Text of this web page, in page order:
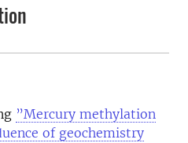
”Mercury methylation
of geochemistry